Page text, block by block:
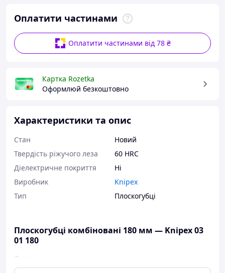
Оплатити частинами
Оплатити частинами від 78 ₴
Картка Rozetka
Оформлюй безкоштовно
Характеристики та опис
Стан
Новий
Твердість ріжучого леза
60 HRC
Діелектричне покриття
Ні
Виробник
Knipex
Тип
Плоскогубці
Плоскогубці комбіновані 180 мм — Knipex 03
01 180
Опис: